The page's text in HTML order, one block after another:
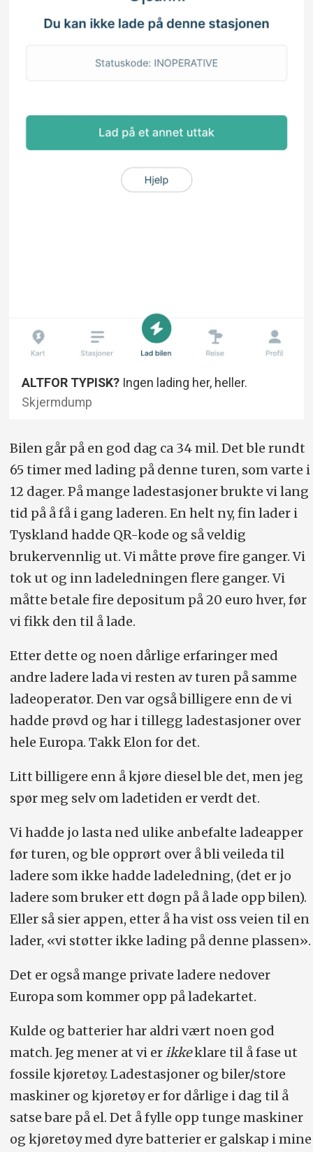
ALTFOR TYPISK? Ingen lading her, heller.
Skjermdump
Bilen går på en god dag ca 34 mil. Det ble rundt
65 timer med lading på denne turen, som varte i
12 dager. På mange ladestasjoner brukte vi lang
tid på å få i gang laderen. En helt ny, fin lader i
Tyskland hadde QR-kode og så veldig
brukervennlig ut. Vi måtte prøve fire ganger. Vi
tok ut og inn ladeledningen flere ganger. Vi
måtte betale fire depositum på 20 euro hver, før
vi fikk den til å lade.
Etter dette og noen dårlige erfaringer med
andre ladere lada vi resten av turen på samme
ladeoperatør. Den var også billigere enn de vi
hadde prøvd og har i tillegg ladestasjoner over
hele Europa. Takk Elon for det.
Litt billigere enn å kjøre diesel ble det, men jeg
spør meg selv om ladetiden er verdt det.
Vi hadde jo lasta ned ulike anbefalte ladeapper
før turen, og ble opprørt over å bli veileda til
ladere som ikke hadde ladeledning, (det er jo
ladere som bruker ett døgn på å lade opp bilen).
Eller så sier appen, etter å ha vist oss veien til en
lader, «vi støtter ikke lading på denne plassen».
Det er også mange private ladere nedover
Europa som kommer opp på ladekartet.
Kulde og batterier har aldri vært noen god
match. Jeg mener at vi erikkeklare til å fase ut
fossile kjøretøy. Ladestasjoner og biler/store
maskiner og kjøretøy er for dårlige i dag til å
satse bare på el. Det å fylle opp tunge maskiner
og kjøretøy med dyre batterier er galskap i mine